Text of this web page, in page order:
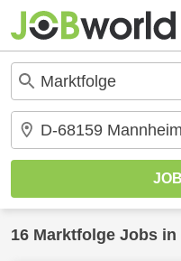
16 Marktfolge Jobs in